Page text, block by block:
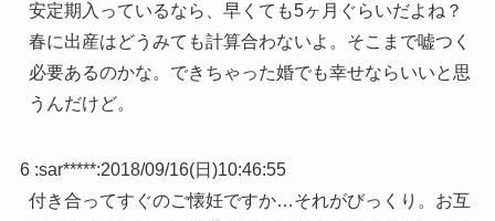
安定期入っているなら、早くても5ヶ月ぐらいだよね？
春に出産はどうみても計算合わないよ。そこまで嘘つく
必要あるのかな。できちゃった婚でも幸せならいいと思
うんだけど。
6 :sar*****:2018/09/16(日)10:46:55
付き合ってすぐのご懐妊ですか…それがびっくり。お互